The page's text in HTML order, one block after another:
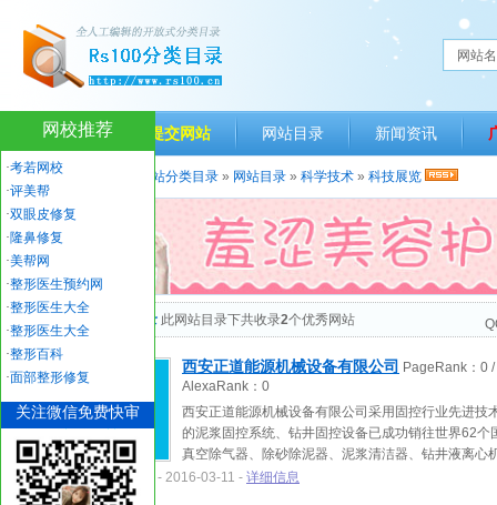
网站
网站首页 提交网站 网站目录 新闻资讯
当前位置： 人生一百网站分类目录 » 网站目录 » 科学技术 » 科技展览
“科技展览”网站目录 此网站目录下共收录2个优秀网站
西安正道能源机械设备有限公司 PageRank： 0
AlexaRank： 0
西安正道能源机械设备有限公司采用固控行业先进技
的泥浆固控系统、钻井固控设备已成功销往世界62
真空除气器、除砂除泥器、泥浆清洁器、钻井液离心
www.zdgukong.com
- 2016-03-11 - 详细信息
网校推荐
·考若网校
·评美帮
·双眼皮修复
·隆鼻修复
·美帮网
·整形医生预约网
·整形医生大全
·整形医生大全
·整形百科
·面部整形修复
关注微信免费快审